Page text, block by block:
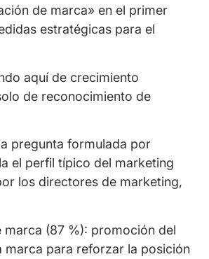
de marca» en el primer
estratégicas para el
aquí de crecimiento
de reconocimiento de
pregunta formulada por
el perfil típico del marketing
los directores de marketing,
(87 %): promoción del
marca para reforzar la posición